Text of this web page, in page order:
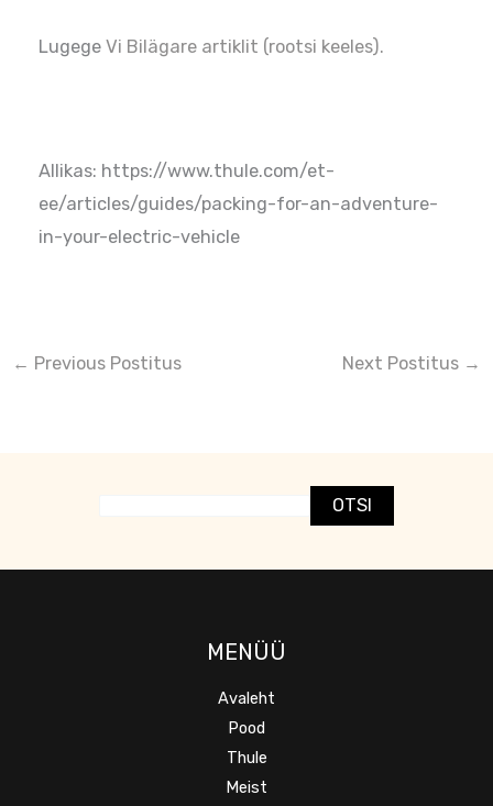
LugegeVi Bilägare artiklit (rootsi keeles).
Allikas: https://www.thule.com/et-
ee/articles/guides/packing-for-an-adventure-
in-your-electric-vehicle
← Previous Postitus Next Postitus →
OTSI
MENÜÜ
Avaleht
Pood
Thule
Meist